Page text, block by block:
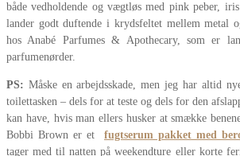
både vedholdende og vægtløs med pink peber,
lander godt duftende i krydsfeltet mellem metal
hos Anabé Parfumes & Apothecary, som er
parfumenørder.
PS: Måske en arbejdsskade, men jeg har altid
toilettasken – dels for at teste og dels for den
kan have, hvis man ellers husker at smække
Bobbi Brown er et fugtserum pakket med
tager med til natten på weekendture eller korte